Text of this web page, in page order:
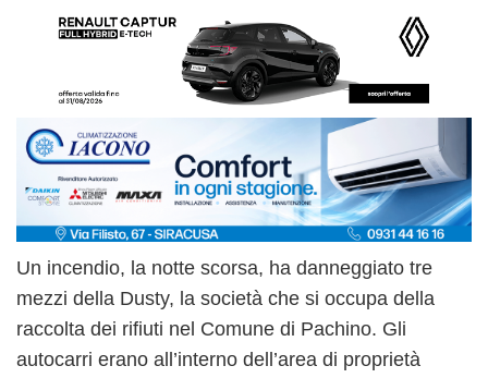
Un incendio, la notte scorsa, ha danneggiato tre
mezzi della Dusty, la società che si occupa della
raccolta dei rifiuti nel Comune di Pachino. Gli
autocarri erano all’interno dell’area di proprietà